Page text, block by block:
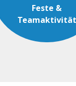
Feste &
Teamaktivität